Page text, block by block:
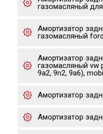
газомасляный
Амортизатор
газомасляный
Амортизатор
газомасляный vw
9a2, 9n2, 9a6), mobi
Амортизатор
Амортизатор